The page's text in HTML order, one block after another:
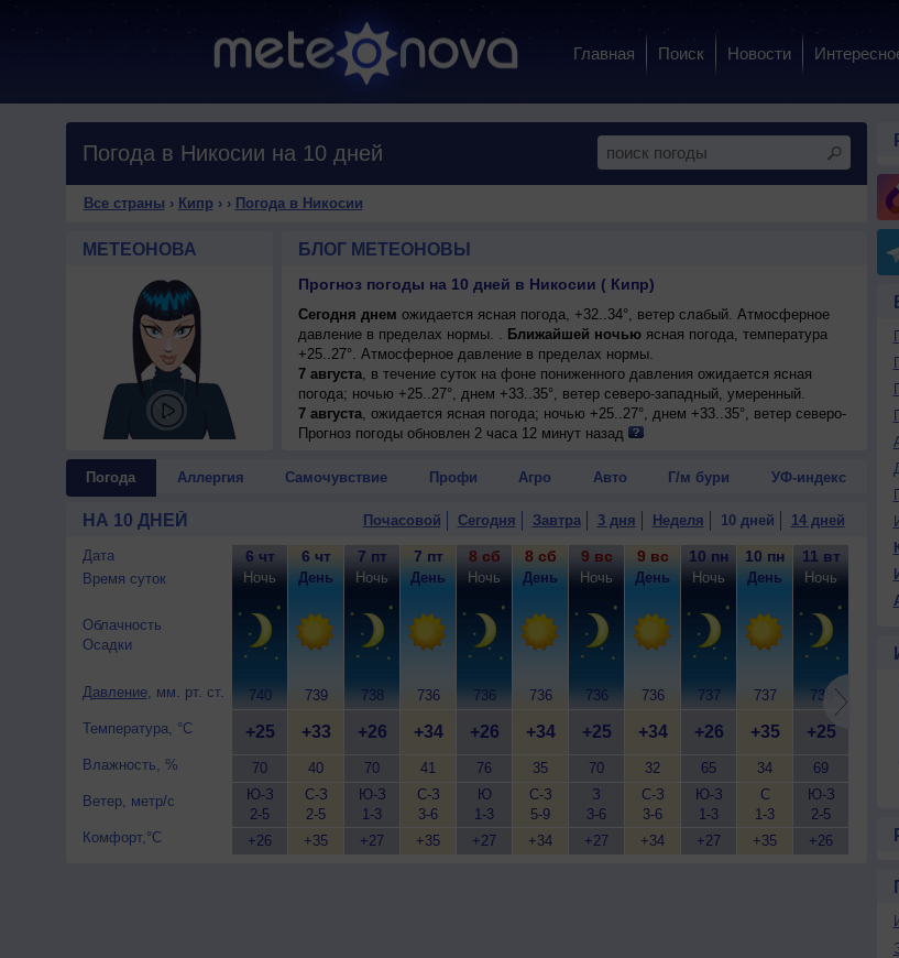
Главная Поиск Новости
Погода в Никосии на 10 дней
Все страны › Кипр › › Погода в Никосии
МЕТЕОНОВА БЛОГ МЕТЕОНОВЫ
Прогноз погоды на 10 дней в Никосии ( Кипр)
Сегодня днем ожидается ясная погода, +32..34°, ветер слабый. Атмосферное
давление в пределах нормы. . Ближайшей ночьюясная погода, температура
+25..27°. Атмосферное давление в пределах нормы.
7 августа, в течение суток на фоне пониженного давления ожидается ясная
погода; ночью +25..27°, днем +33..35°, ветер северо-западный, умеренный.
7 августа, ожидается ясная погода; ночью +25..27°, днем +33..35°, ветер северо-
западный, умеренный.
погода; ночью +25..27°, днем +33..35°, ветер северо-западный, умеренный.
западный, умеренный.
Прогноз погоды обновлен 2 часа 12 минут назад
Погода Аллергия Самочувствие Профи Агро Авто Г/м бури УФ-индекс
НА 10 ДНЕЙ Почасовой Сегодня Завтра 3 дня Неделя 10 дней 14 дней
Дата
Время суток
Облачность
Осадки
Давление, мм. рт. ст.
Температура, °C
Влажность, %
Ветер, метр/с
Комфорт,°C
6 чт
Ночь
740
+25
70
Ю-З
2-5
+26
6 чт
День
739
+33
40
С-З
2-5
+35
7 пт
Ночь
738
+26
70
Ю-З
1-3
+27
7 пт
День
736
+34
41
С-З
3-6
+35
8 сб
Ночь
736
+26
76
Ю
1-3
+27
8 сб
День
736
+34
35
С-З
5-9
+34
9 вс
Ночь
736
+25
70
З
3-6
+27
9 вс
День
736
+34
32
С-З
3-6
+34
10 пн
Ночь
737
+26
65
Ю-З
1-3
+27
10 пн
День
737
+35
34
С
1-3
+35
11 вт
Ночь
738
+25
69
Ю-З
2-5
+26
11 вт
День